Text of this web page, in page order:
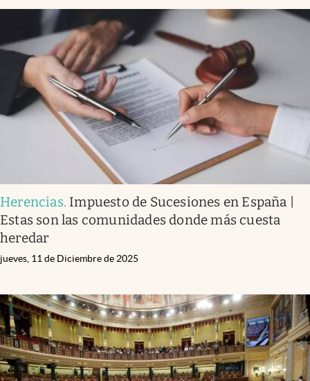
Herencias. Impuesto de Sucesiones en España |
Estas son las comunidades donde más cuesta
heredar
jueves, 11 de Diciembre de 2025